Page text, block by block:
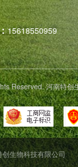
15618550959
Reserved. 河南特创
创生物科技有限公司